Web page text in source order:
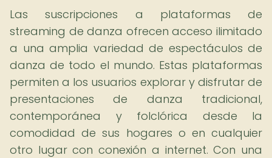
Las suscripciones a plataformas de
streaming de danza ofrecen acceso ilimitado
a una amplia variedad de espectáculos de
danza de todo el mundo. Estas plataformas
permiten a los usuarios explorar y disfrutar de
presentaciones de danza tradicional,
contemporánea y folclórica desde la
comodidad de sus hogares o en cualquier
otro lugar con conexión a internet. Con una